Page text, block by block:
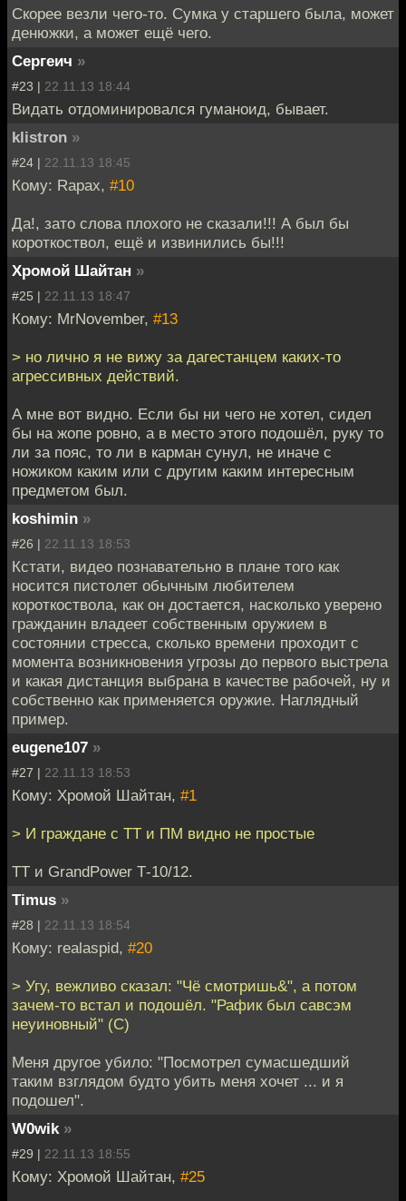
Скорее везли чего-то. Сумка у старшего была, может
денюжки, а может ещё чего.
Сергеич »
#23 | 22.11.13 18:44
Видать отдоминировался гуманоид, бывает.
klistron »
#24 | 22.11.13 18:45
Кому: Rapax, #10
Да!, зато слова плохого не сказали!!! А был бы
короткоствол, ещё и извинились бы!!!
Хромой Шайтан »
#25 | 22.11.13 18:47
Кому: MrNovember, #13
> но лично я не вижу за дагестанцем каких-то
агрессивных действий.
А мне вот видно. Если бы ни чего не хотел, сидел
бы на жопе ровно, а в место этого подошёл, руку то
ли за пояс, то ли в карман сунул, не иначе с
ножиком каким или с другим каким интересным
предметом был.
koshimin »
#26 | 22.11.13 18:53
Кстати, видео познавательно в плане того как
носится пистолет обычным любителем
короткоствола, как он достается, насколько уверено
гражданин владеет собственным оружием в
состоянии стресса, сколько времени проходит с
момента возникновения угрозы до первого выстрела
и какая дистанция выбрана в качестве рабочей, ну и
собственно как применяется оружие. Наглядный
пример.
eugene107 »
#27 | 22.11.13 18:53
Кому: Хромой Шайтан, #1
> И граждане с ТТ и ПМ видно не простые
ТТ и GrandPower Т-10/12.
Timus »
#28 | 22.11.13 18:54
Кому: realaspid, #20
> Угу, вежливо сказал: "Чё смотришь&", а потом
зачем-то встал и подошёл. "Рафик был савсэм
неуиновный" (С)
Меня другое убило: "Посмотрел сумасшедший
таким взглядом будто убить меня хочет ... и я
подошел".
W0wik »
#29 | 22.11.13 18:55
Кому: Хромой Шайтан, #25